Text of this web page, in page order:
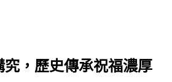
，歷史傳承祝福濃厚